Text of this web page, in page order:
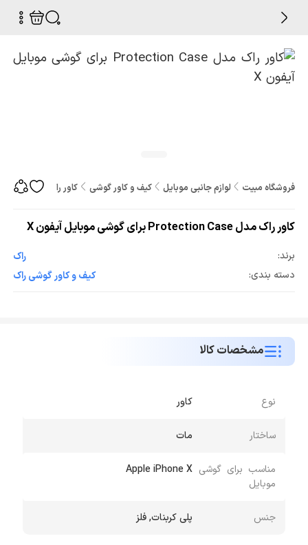
فروشگاه مبیت لوازم جانبی موبایل کیف و کاور گوشی کاور راک مدل Protection Case برای گوشی موبایل آیفون X
کاور راک مدل Protection Case برای گوشی موبایل آیفون X
برند:
راک
دسته بندی:
کیف و کاور گوشی راک
مشخصات کالا
نوع کاور
ساختار مات
مناسب برای گوشی
موبایل
Apple iPhone X
جنس پلی کربنات, فلز